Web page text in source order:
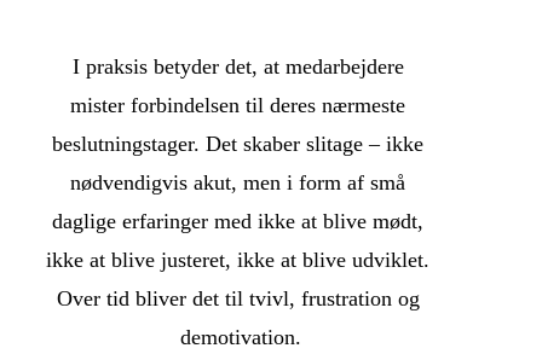
I praksis betyder det, at medarbejdere
mister forbindelsen til deres nærmeste
beslutningstager. Det skaber slitage – ikke
nødvendigvis akut, men i form af små
daglige erfaringer med ikke at blive mødt,
ikke at blive justeret, ikke at blive udviklet.
Over tid bliver det til tvivl, frustration og
demotivation.